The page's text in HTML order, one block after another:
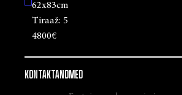
62x83cm
Tiraaž: 5
4800€
KONTAKTANDMED